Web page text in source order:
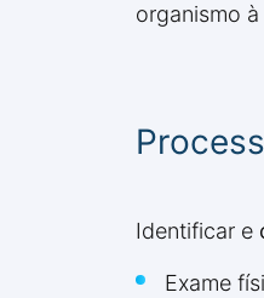
organismo
Identificar e
Exame